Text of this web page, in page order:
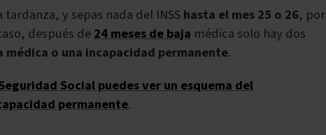
y sepas nada del INSShasta el mes 25 o 26, por
después de24 meses de baja médica solo hay dos
médica o una incapacidad permanente.
Social puedes ver un esquema del
permanente.